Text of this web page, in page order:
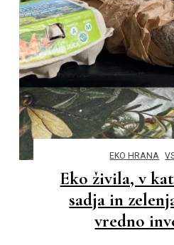
EKO HRANA
Eko živila, v
sadja in
vredno